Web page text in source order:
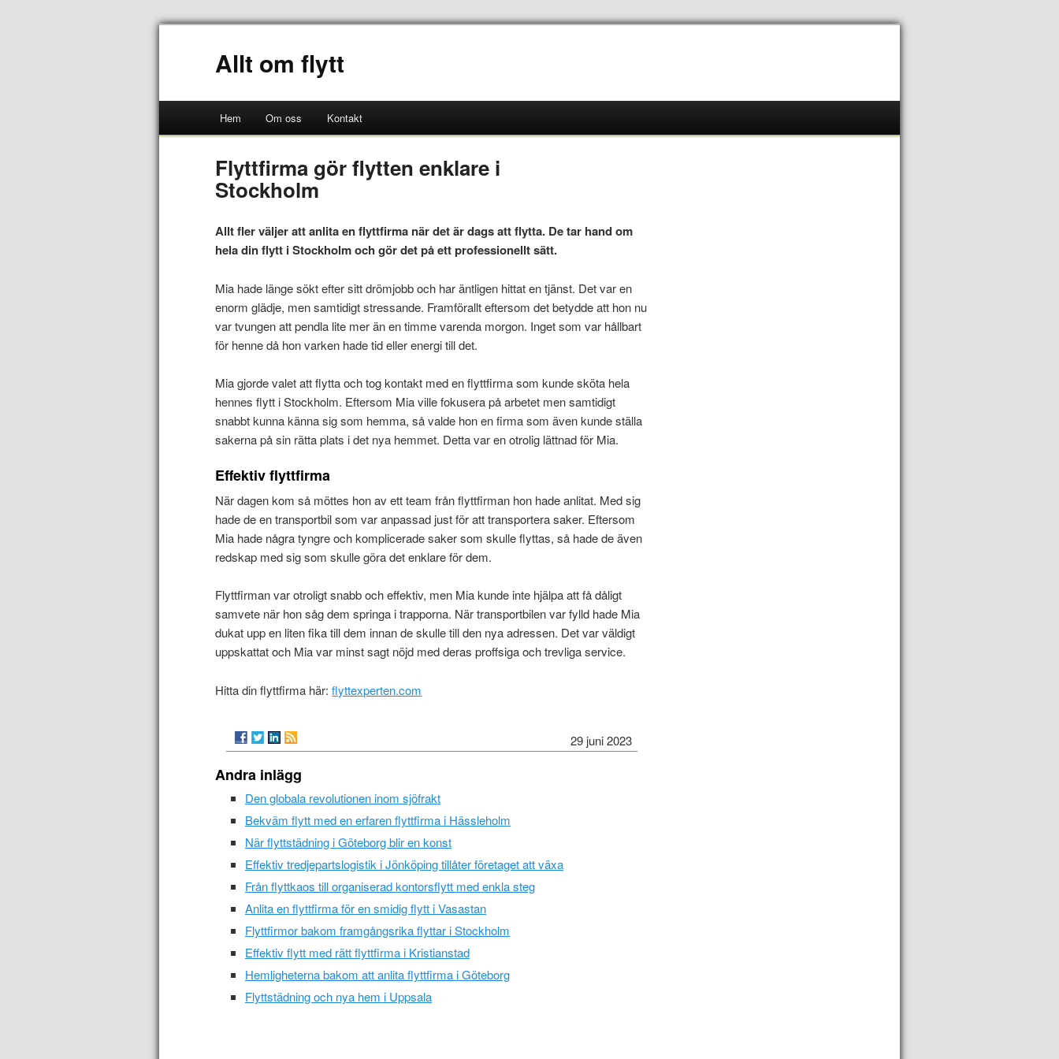
Allt om flytt
Hem Om oss Kontakt
Flyttfirma gör flytten enklare i
Stockholm
Allt fler väljer att anlita en flyttfirma när det är dags att flytta. De tar hand om
hela din flytt i Stockholm och gör det på ett professionellt sätt.
Mia hade länge sökt efter sitt drömjobb och har äntligen hittat en tjänst. Det var en
enorm glädje, men samtidigt stressande. Framförallt eftersom det betydde att hon nu
var tvungen att pendla lite mer än en timme varenda morgon. Inget som var hållbart
för henne då hon varken hade tid eller energi till det.
Mia gjorde valet att flytta och tog kontakt med en flyttfirma som kunde sköta hela
hennes flytt i Stockholm. Eftersom Mia ville fokusera på arbetet men samtidigt
snabbt kunna känna sig som hemma, så valde hon en firma som även kunde ställa
sakerna på sin rätta plats i det nya hemmet. Detta var en otrolig lättnad för Mia.
Effektiv flyttfirma
När dagen kom så möttes hon av ett team från flyttfirman hon hade anlitat. Med sig
hade de en transportbil som var anpassad just för att transportera saker. Eftersom
Mia hade några tyngre och komplicerade saker som skulle flyttas, så hade de även
redskap med sig som skulle göra det enklare för dem.
Flyttfirman var otroligt snabb och effektiv, men Mia kunde inte hjälpa att få dåligt
samvete när hon såg dem springa i trapporna. När transportbilen var fylld hade Mia
dukat upp en liten fika till dem innan de skulle till den nya adressen. Det var väldigt
uppskattat och Mia var minst sagt nöjd med deras proffsiga och trevliga service.
Hitta din flyttfirma här:flyttexperten.com
29 juni 2023
Andra inlägg
Den globala revolutionen inom sjöfrakt
Bekväm flytt med en erfaren flyttfirma i Hässleholm
När flyttstädning i Göteborg blir en konst
Effektiv tredjepartslogistik i Jönköping tillåter företaget att växa
Från flyttkaos till organiserad kontorsflytt med enkla steg
Anlita en flyttfirma för en smidig flytt i Vasastan
Flyttfirmor bakom framgångsrika flyttar i Stockholm
Effektiv flytt med rätt flyttfirma i Kristianstad
Hemligheterna bakom att anlita flyttfirma i Göteborg
Flyttstädning och nya hem i Uppsala